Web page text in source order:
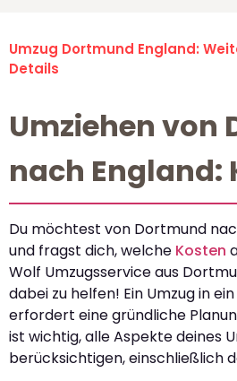
Umzug Dortmund England:
Details
Umziehen von
nach England:
Du möchtest von Dortmund
und fragst dich, welche Kosten
Wolf Umzugsservice aus
dabei zu helfen! Ein Umzug in
erfordert eine gründliche
ist wichtig, alle Aspekte deines
berücksichtigen, einschließlich